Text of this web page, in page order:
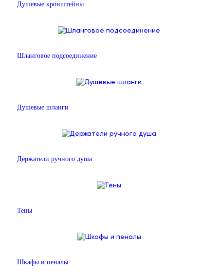
Душевые кронштейны
Шланговое подсоединение
Душевые шланги
Держатели ручного душа
Тены
Шкафы и пеналы